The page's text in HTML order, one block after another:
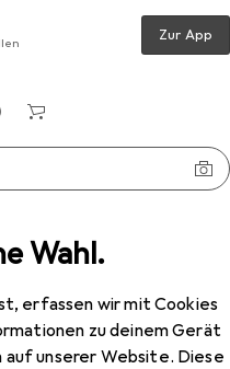
Wahl.
erfassen wir mit Cookies
zu deinem Gerät
unserer Website. Diese
Zur App
Schiebetürgriffe
Schiebetürgriffe